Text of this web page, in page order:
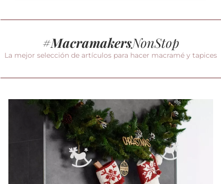
#MacramakersNonStop
La mejor selección de artículos para hacer macramé y tapices